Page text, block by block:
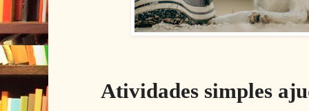
Atividades simples